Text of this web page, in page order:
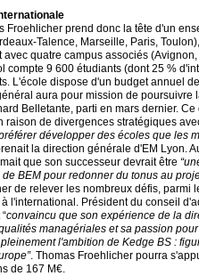
Froehlicher prend donc la tête d'un
Talence, Marseille, Paris,
quatre campus associés
compte 9 600 étudiants (dont 25 %
L'école dispose d'un budget annuel
aura pour mission de poursuivre
Belletante, parti en mars dernier.
raison de divergences stratégiques
développer des écoles que les
la direction générale d'EM Lyon.
que son successeur devrait être
BEM pour redonner du tonus au
de relever les nombreux défis, parmi
l'international. Président du conseil
convaincu que son expérience de la
managériales et sa passion
l'ambition de Kedge BS :
. Thomas Froehlicher pourra
de 167 M€.